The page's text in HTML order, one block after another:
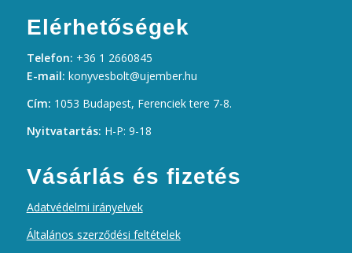
Elérhetőségek
Telefon: +36 1 2660845
E-mail: konyvesbolt@ujember.hu
Cím: 1053 Budapest, Ferenciek tere 7-8.
Nyitvatartás: H-P: 9-18
Vásárlás és fizetés
Adatvédelmi irányelvek
Általános szerződési feltételek